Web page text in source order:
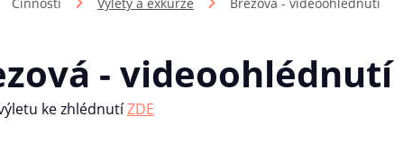
- videoohlédnutí
ke zhlédnutíZDE